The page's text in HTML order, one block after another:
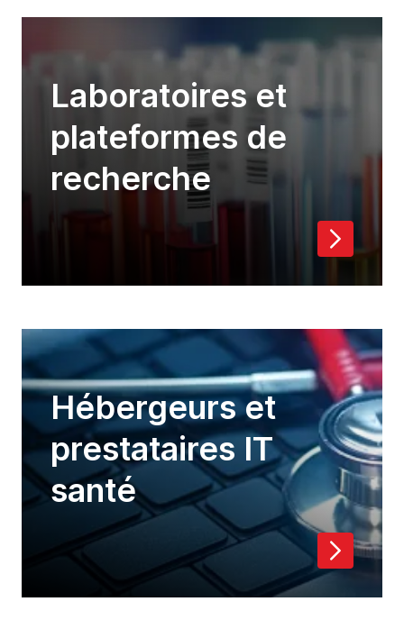
Laboratoires et
plateformes de
recherche
Hébergeurs et
prestataires IT
santé